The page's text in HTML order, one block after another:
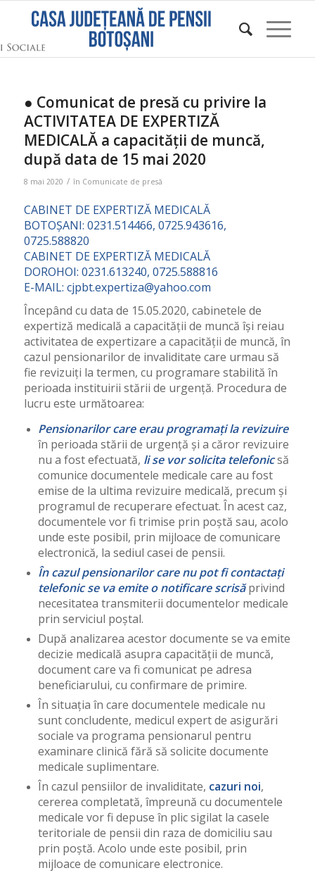
● Comunicat de presă cu privire la
ACTIVITATEA DE EXPERTIZĂ
MEDICALĂ a capacității de muncă,
după data de 15 mai 2020
8 mai 2020 / în Comunicate de presă
CABINET DE EXPERTIZĂ MEDICALĂ
BOTOȘANI: 0231.514466, 0725.943616,
0725.588820
CABINET DE EXPERTIZĂ MEDICALĂ
DOROHOI: 0231.613240, 0725.588816
E-MAIL: cjpbt.expertiza@yahoo.com
Începând cu data de 15.05.2020, cabinetele de
expertiză medicală a capacității de muncă își reiau
activitatea de expertizare a capacității de muncă, în
cazul pensionarilor de invaliditate care urmau să
fie revizuiți la termen, cu programare stabilită în
perioada instituirii stării de urgență. Procedura de
lucru este următoarea:
Pensionarilor care erau programați la revizuire
în perioada stării de urgență și a căror revizuire
nu a fost efectuată, li se vor solicita telefonicsă
comunice documentele medicale care au fost
emise de la ultima revizuire medicală, precum și
programul de recuperare efectuat. În acest caz,
documentele vor fi trimise prin poștă sau, acolo
unde este posibil, prin mijloace de comunicare
electronică, la sediul casei de pensii.
În cazul pensionarilor care nu pot fi contactați
telefonic se va emite o notificare scrisăprivind
necesitatea transmiterii documentelor medicale
prin serviciul poștal.
După analizarea acestor documente se va emite
decizie medicală asupra capacității de muncă,
document care va fi comunicat pe adresa
beneficiarului, cu confirmare de primire.
În situația în care documentele medicale nu
sunt concludente, medicul expert de asigurări
sociale va programa pensionarul pentru
examinare clinică fără să solicite documente
medicale suplimentare.
În cazul pensiilor de invaliditate, cazuri noi,
cererea completată, împreună cu documentele
medicale vor fi depuse în plic sigilat la casele
teritoriale de pensii din raza de domiciliu sau
prin poștă. Acolo unde este posibil, prin
mijloace de comunicare electronice.